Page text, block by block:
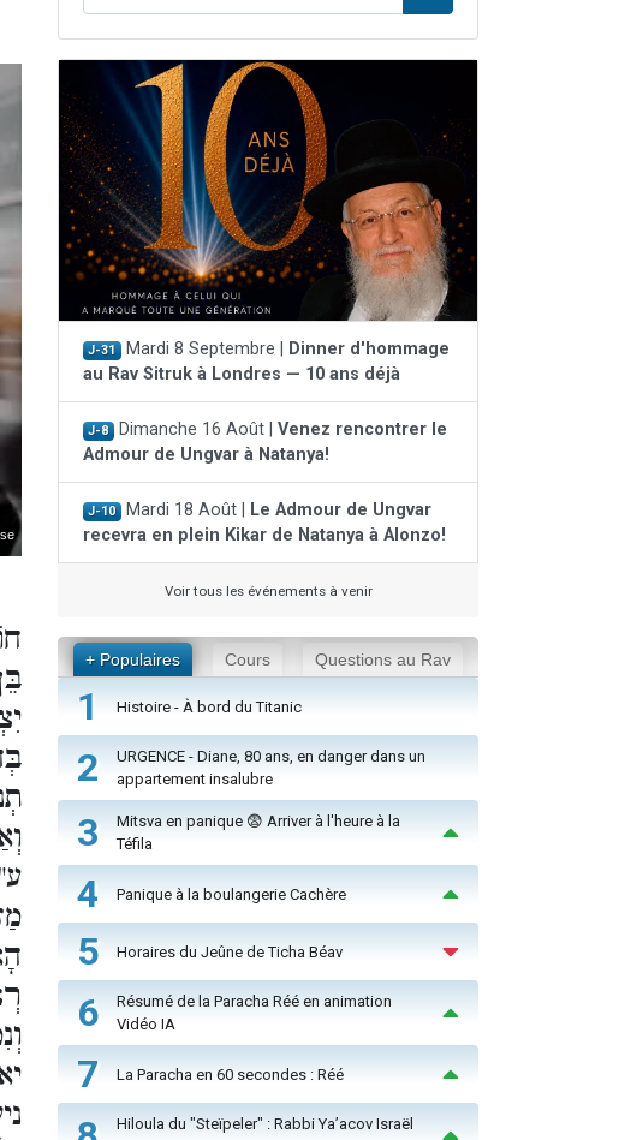
J-31 Mardi 8 Septembre |
Dinner d'hommage
au Rav Sitruk à Londres — 10 ans déjà
J-8 Dimanche 16 Août | Venez rencontrer le
Admour de Ungvar à Natanya!
J-10 Mardi 18 Août |
Le Admour de Ungvar
recevra en plein Kikar de Natanya à Alonzo!
Voir tous les événements à venir
+ Populaires Cours Questions au Rav
1 Histoire - À bord du Titanic
2
URGENCE - Diane, 80 ans, en danger dans un
appartement insalubre
3
Mitsva en panique 😨 Arriver à l'heure à la
Téfila
4 Panique à la boulangerie Cachère
5 Horaires du Jeûne de Ticha Béav
6
Résumé de la Paracha Réé en animation
Vidéo IA
7 La Paracha en 60 secondes : Réé
Hiloula du "Steïpeler" : Rabbi Ya’acov Israël